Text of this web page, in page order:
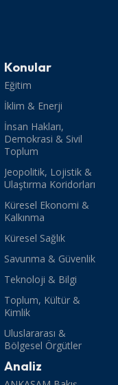
Konular
Eğitim
İklim & Enerji
İnsan Hakları,
Demokrasi & Sivil
Toplum
Jeopolitik, Lojistik &
Ulaştırma Koridorları
Küresel Ekonomi &
Kalkınma
Küresel Sağlık
Savunma & Güvenlik
Teknoloji & Bilgi
Toplum, Kültür &
Kimlik
Uluslararası &
Bölgesel Örgütler
Analiz